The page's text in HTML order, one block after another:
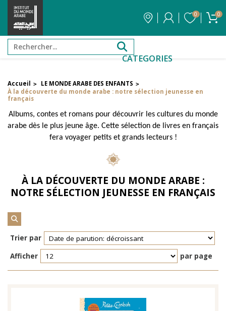
0 0
CATEGORIES
FILTRER PAR PRIX
Filtrer par attribut
Accueil > LE MONDE ARABE DES ENFANTS >
À la découverte du monde arabe : notre sélection jeunesse en
français
Albums, contes et romans pour découvrir les cultures du monde
arabe dès le plus jeune âge. Cette sélection de livres en français
fera voyager petits et grands lecteurs !
À LA DÉCOUVERTE DU MONDE ARABE :
NOTRE SÉLECTION JEUNESSE EN FRANÇAIS
Trier par
Afficher
par page